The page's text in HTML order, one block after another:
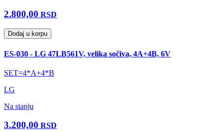
2.800,00 RSD
Dodaj u korpu
ES-030 - LG 47LB561V, velika sočiva, 4A+4B, 6V
SET=4*A+4*B
LG
Na stanju
3.200,00 RSD